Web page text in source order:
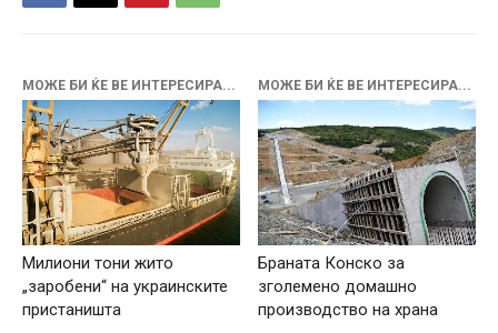
МОЖЕ БИ ЌЕ ВЕ ИНТЕРЕСИРА...
Милиони тони жито
„заробени“ на украинските
пристаништа
МОЖЕ БИ ЌЕ ВЕ ИНТЕРЕСИРА...
Браната Конско за
зголемено домашно
производство на храна